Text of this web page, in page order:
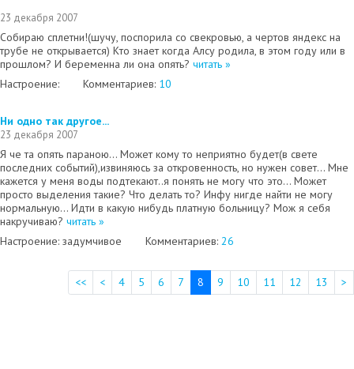
23 декабря 2007
Собираю сплетни!(шучу, поспорила со свекровью, а чертов яндекс на
трубе не открывается) Кто знает когда Алсу родила, в этом году или в
прошлом? И беременна ли она опять? читать »
Настроение:
Комментариев: 10
Ни одно так другое...
23 декабря 2007
Я че та опять параною... Может кому то неприятно будет(в свете
последних событий),извиняюсь за откровенность, но нужен совет... Мне
кажется у меня воды подтекают..я понять не могу что это... Может
просто выделения такие? Что делать то? Инфу нигде найти не могу
нормальную... Идти в какую нибудь платную больницу? Мож я себя
накручиваю? читать »
Настроение: задумчивое
Комментариев: 26
<< < 4 5 6 7 8 9 10 11 12 13 >